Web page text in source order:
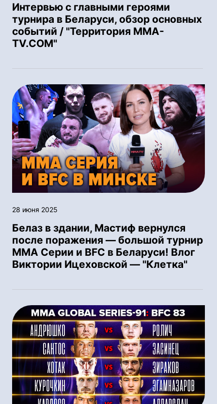
Интервью с главными героями
турнира в Беларуси, обзор основных
событий / "Территория MMA-
TV.COM"
28 июня 2025
Белаз в здании, Мастиф вернулся
после поражения — большой турнир
ММА Серии и BFC в Беларуси! Влог
Виктории Ицеховской — "Клетка"